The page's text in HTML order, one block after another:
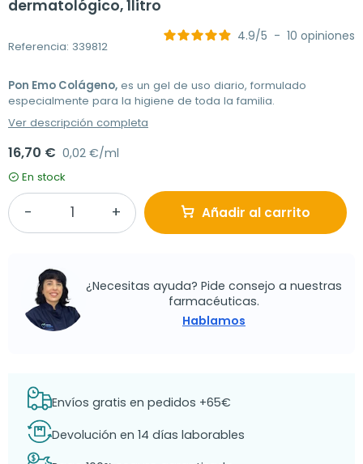
dermatológico, 1litro
Referencia: 339812
4.9/5 - 10 opiniones
Pon Emo Colágeno, es un gel de uso diario, formulado
especialmente para la higiene de toda la familia.
Ver descripción completa
16,70 € 0,02 €/ml
En stock
Añadir al carrito
¿Necesitas ayuda? Pide consejo a nuestras
farmacéuticas.
Hablamos
Envíos gratis en pedidos +65€
Devolución en 14 días laborables